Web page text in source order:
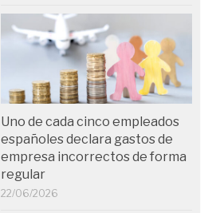
Uno de cada cinco empleados
españoles declara gastos de
empresa incorrectos de forma
regular
22/06/2026